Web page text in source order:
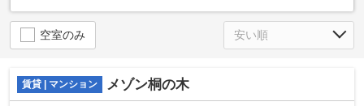
空室のみ
賃貸 | マンション メゾン桐の木